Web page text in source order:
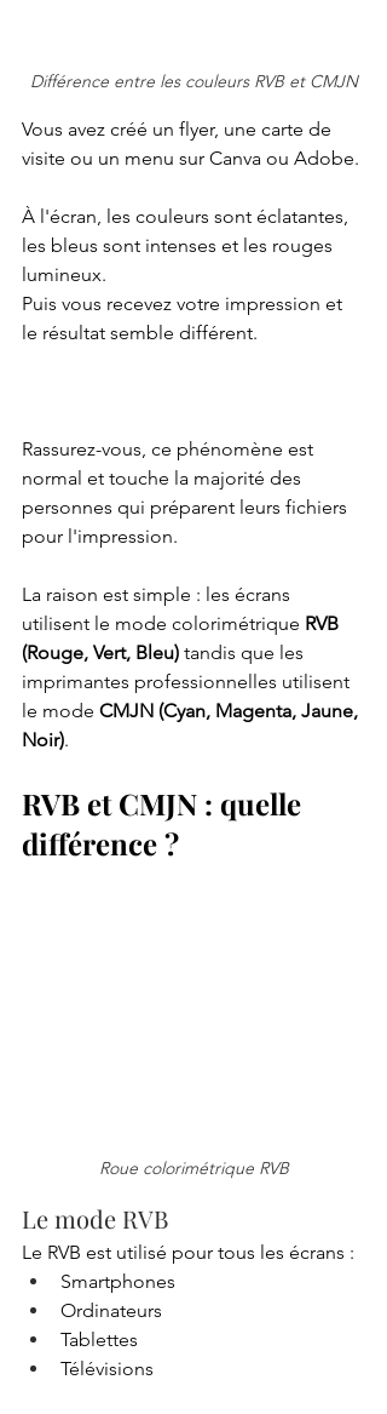
Différence entre les couleurs RVB et CMJN
Vous avez créé un flyer, une carte de
visite ou un menu sur Canva ou Adobe.
À l'écran, les couleurs sont éclatantes,
les bleus sont intenses et les rouges
lumineux.
Puis vous recevez votre impression et
le résultat semble différent.
Rassurez-vous, ce phénomène est
normal et touche la majorité des
personnes qui préparent leurs fichiers
pour l'impression.
La raison est simple : les écrans
utilisent le mode colorimétrique RVB
(Rouge, Vert, Bleu) tandis que les
imprimantes professionnelles utilisent
le mode CMJN (Cyan, Magenta, Jaune,
Noir).
RVB et CMJN : quelle
différence ?
Roue colorimétrique RVB
Le mode RVB
Le RVB est utilisé pour tous les écrans :
Smartphones
Ordinateurs
Tablettes
Télévisions